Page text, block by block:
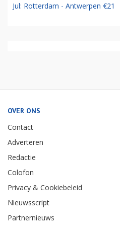
Jul: Rotterdam - Antwerpen €21
OVER ONS
Contact
Adverteren
Redactie
Colofon
Privacy & Cookiebeleid
Nieuwsscript
Partnernieuws